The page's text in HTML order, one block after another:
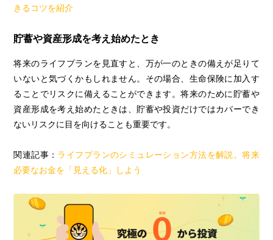
きるコツを紹介
貯蓄や資産形成を考え始めたとき
将来のライフプランを見直すと、万が一のときの備えが足りて
いないと気づくかもしれません。その場合、生命保険に加入す
ることでリスクに備えることができます。将来のために貯蓄や
資産形成を考え始めたときは、貯蓄や投資だけではカバーでき
ないリスクに目を向けることも重要です。
関連記事： ライフプランのシミュレーション方法を解説。将来
必要なお金を「見える化」しよう